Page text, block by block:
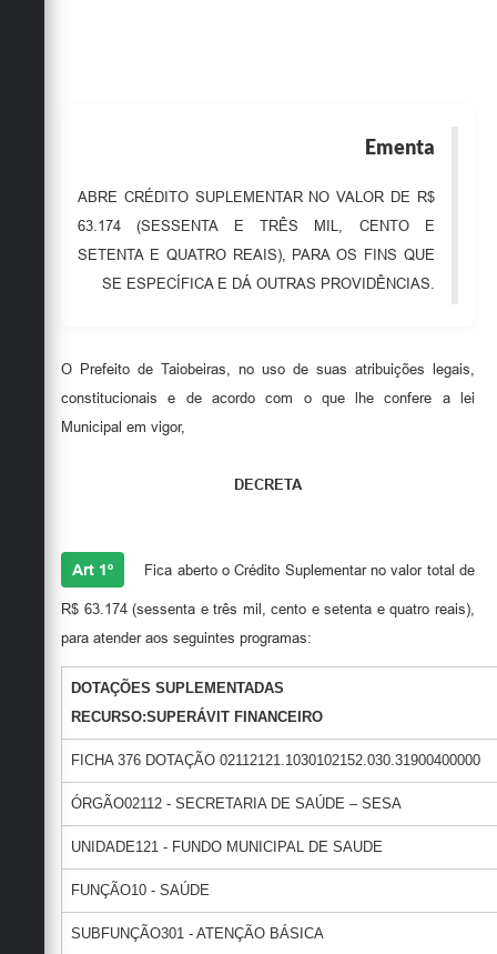
Serviços Online
Enquete
Contato
Sala M. do Empreendedor
Ementa
ABRE CRÉDITO SUPLEMENTAR NO VALOR DE R$
63.174 (SESSENTA E TRÊS MIL, CENTO E
SETENTA E QUATRO REAIS), PARA OS FINS QUE
SE ESPECÍFICA E DÁ OUTRAS PROVIDÊNCIAS.
O Prefeito de Taiobeiras, no uso de suas atribuições legais,
constitucionais e de acordo com o que lhe confere a lei
Municipal em vigor,
DECRETA
Art 1º Fica aberto o Crédito Suplementar no valor total de
R$ 63.174 (sessenta e três mil, cento e setenta e quatro reais),
para atender aos seguintes programas:
DOTAÇÕES SUPLEMENTADAS
RECURSO:SUPERÁVIT FINANCEIRO
FICHA 376 DOTAÇÃO 02112121.1030102152.030.31900400000
ÓRGÃO02112 - SECRETARIA DE SAÚDE – SESA
UNIDADE121 - FUNDO MUNICIPAL DE SAUDE
FUNÇÃO10 - SAÚDE
SUBFUNÇÃO301 - ATENÇÃO BÁSICA